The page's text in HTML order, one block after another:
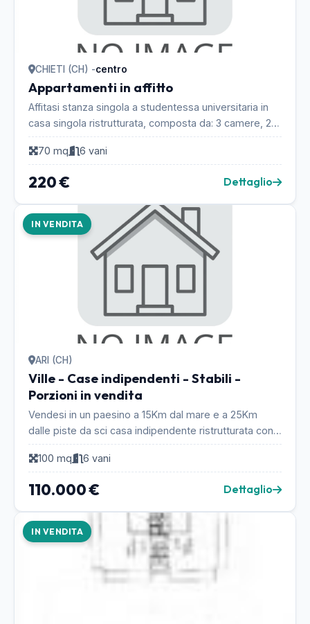
CHIETI (CH) -centro
Appartamenti in affitto
Affitasi stanza singola a studentessa universitaria in
casa singola ristrutturata, composta da: 3 camere, 2
bagni, cucina abitabile e ripostiglio. No ...
70 mq
6 vani
220 € Dettaglio
IN VENDITA
ARI (CH)
Ville - Case indipendenti - Stabili -
Porzioni in vendita
Vendesi in un paesino a 15Km dal mare e a 25Km
dalle piste da sci casa indipendente ristrutturata con
corte esclusiva P.T.:portico sala cucina tinello...
100 mq
6 vani
110.000 € Dettaglio
IN VENDITA